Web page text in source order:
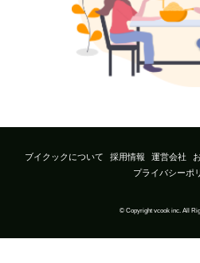
ブイクックについて 採用情報 運営会社
プライバシーポ
© Copyright vcook inc. All